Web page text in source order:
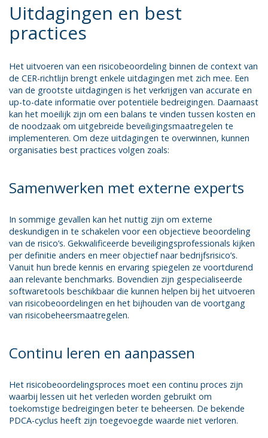
Uitdagingen en best
practices
Het uitvoeren van een risicobeoordeling binnen de context van
de CER-richtlijn brengt enkele uitdagingen met zich mee. Een
van de grootste uitdagingen is het verkrijgen van accurate en
up-to-date informatie over potentiële bedreigingen. Daarnaast
kan het moeilijk zijn om een balans te vinden tussen kosten en
de noodzaak om uitgebreide beveiligingsmaatregelen te
implementeren. Om deze uitdagingen te overwinnen, kunnen
organisaties best practices volgen zoals:
Samenwerken met externe experts
In sommige gevallen kan het nuttig zijn om externe
deskundigen in te schakelen voor een objectieve beoordeling
van de risico’s. Gekwalificeerde beveiligingsprofessionals kijken
per definitie anders en meer objectief naar bedrijfsrisico’s.
Vanuit hun brede kennis en ervaring spiegelen ze voortdurend
aan relevante benchmarks. Bovendien zijn gespecialiseerde
softwaretools beschikbaar die kunnen helpen bij het uitvoeren
van risicobeoordelingen en het bijhouden van de voortgang
van risicobeheersmaatregelen.
Continu leren en aanpassen
Het risicobeoordelingsproces moet een continu proces zijn
waarbij lessen uit het verleden worden gebruikt om
toekomstige bedreigingen beter te beheersen. De bekende
PDCA-cyclus heeft zijn toegevoegde waarde niet verloren.